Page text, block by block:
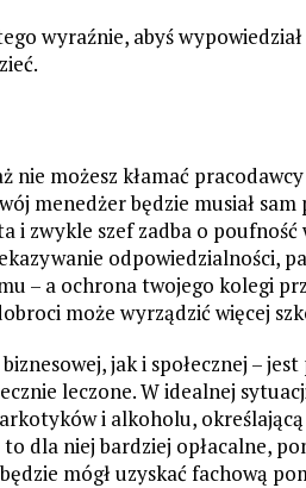
wyraźnie, abyś
możesz kłamać
menedżer będzie musiał sam
zwykle szef zadba o poufność
odpowiedzialności,
– a ochrona twojego kolegi
może wyrządzić więcej
jak i społecznej –
leczone. W idealnej
i alkoholu,
dla niej bardziej opłacalne,
mógł uzyskać fachową